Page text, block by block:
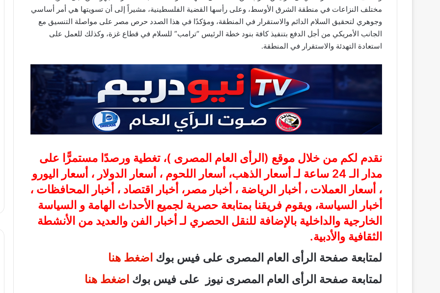
مختلف النزاعات في منطقة الشرق الأوسط، وعلى رأسها القضية الفلسطينية، مشيراً إلى أن تسويتها هي أمر أساسي
وجوهري لتحقيق السلام الدائم والاستقرار في المنطقة، ومؤكدًا في هذا الصدد حرص مصر على مواصلة التنسيق مع
الجانب الأمريكي من أجل الدفع بتنفيذ كافة بنود خطة الرئيس “ترامب” للسلام في قطاع غزة، وكذلك للعمل على
استعادة التهدئة والاستقرار في المنطقة.
نقدم لكم من خلال موقع (الرأى العام المصرى )، تغطية ورصدًا مستمرًّا على
مدار الـ 24 ساعة لـ أسعار الذهب، أسعار اللحوم ، أسعار الدولار ، أسعار اليورو
، أسعار العملات ، أخبار الرياضة ، أخبار مصر، أخبار اقتصاد ، أخبار المحافظات ،
أخبار السياسة، ويقوم فريقنا بمتابعة حصرية لجميع الأحداث الهامة و السياسة
الخارجية والداخلية بالإضافة للنقل الحصري لـ أخبار الفن والعديد من الأنشطة
الثقافية والأدبية.
لمتابعة صفحة الرأى العام المصرى على فيس بوك اضغط هنا
لمتابعة صفحة الرأى العام المصرى نيوز على فيس بوك اضغط هنا